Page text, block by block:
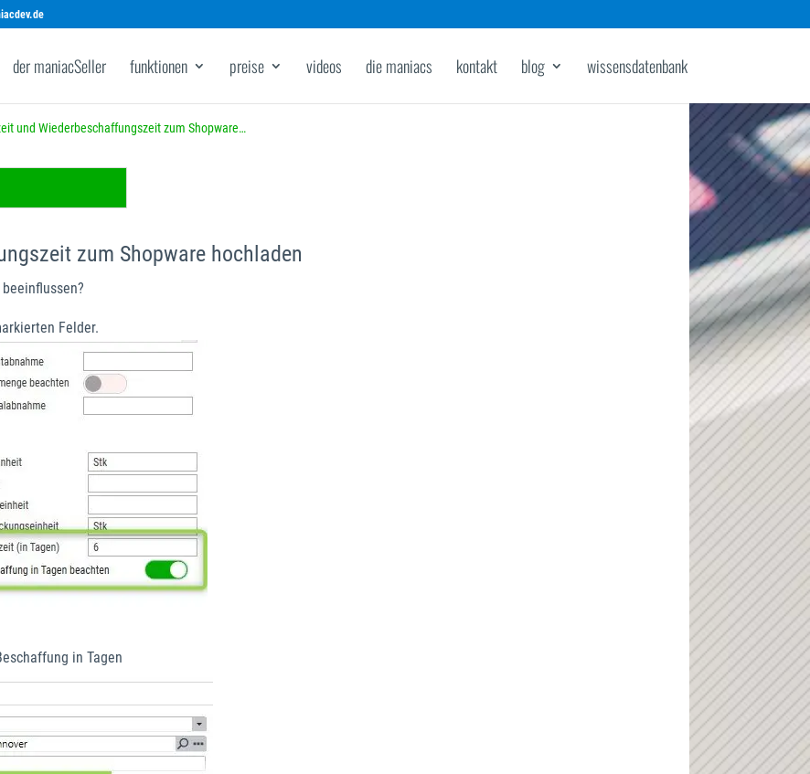
der maniacSeller funktionen preise videos die maniacs kontakt blog wissensdatenbank
und Wiederbeschaffungszeit zum Shopware…
zum Shopware hochladen
Felder.
in Tagen